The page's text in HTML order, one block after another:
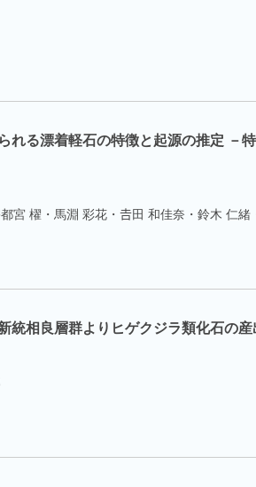
れる漂着軽石の特徴と起源の推定 －
宮 櫂・馬淵 彩花・𠮷田 和佳奈・鈴木 仁緒
統相良層群よりヒゲクジラ類化石の産